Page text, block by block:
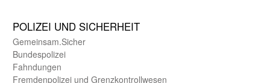
POLIZEI UND SICHER­HEIT
Gemein­sam.Sicher
Bundes­polizei
Fahndungen
Fremdenpolizei und Grenzkontrollwesen